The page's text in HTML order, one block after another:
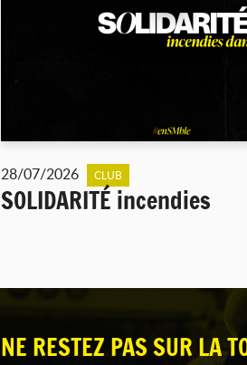
28/07/2026 CLUB
SOLIDARITÉ incendies
NE RESTEZ PAS SUR LA